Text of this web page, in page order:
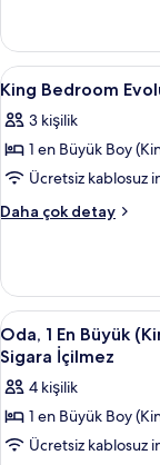
hakkında
daha
fazla
detay
King
Bedroom
Evolution
Suite
için
tüm
4
King Bedroom
3 kişilik
1 en Büyük Boy
Ücretsiz kablosuz
Daha çok detay
King
hakkında
daha
fazla
detay
Oda,
1
En
Büyük
(King)
Boy
4
Oda, 1 En Büyük
Sigara İçilmez
4 kişilik
1 en Büyük Boy
Ücretsiz kablosuz